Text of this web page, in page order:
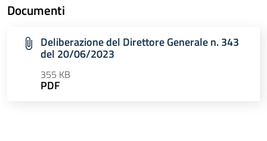
Documenti
Deliberazione del Direttore Generale n. 343
del 20/06/2023
355 KB
PDF